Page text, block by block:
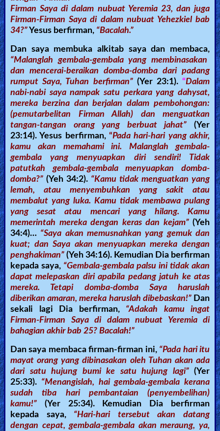
Firman Saya di dalam nubuat Yeremia 23, dan juga
Firman-Firman Saya di dalam nubuat Yehezkiel bab
34?”Yesus berfirman, “Bacalah.”
Dan saya membuka alkitab saya dan membaca,
“Malanglah gembala-gembala yang membinasakan
dan mencerai-beraikan domba-domba dari padang
rumput Saya, Tuhan berfirman” (Yer 23:1).“Dalam
nabi-nabi saya nampak satu perkara yang dahysat,
mereka berzina dan berjalan dalam pembohongan:
(pemutarbelitan Firman Allah) dan menguatkan
tangan-tangan orang yang berbuat jahat” (Yer
23:14). Yesus berfirman, “Pada hari-hari yang akhir,
kamu akan memahami ini. Malanglah gembala-
gembala yang menyuapkan diri sendiri! Tidak
patutkah gembala-gembala menyuapkan domba-
domba?” (Yeh 34:2). “Kamu tidak menguatkan yang
lemah, atau menyembuhkan yang sakit atau
membalut yang luka. Kamu tidak membawa pulang
yang sesat atau mencari yang hilang. Kamu
memerintah mereka dengan keras dan kejam”(Yeh
34:4)… “Saya akan memusnahkan yang gemuk dan
kuat; dan Saya akan menyuapkan mereka dengan
penghakiman” (Yeh 34:16). Kemudian Dia berfirman
kepada saya, “Gembala-gembala palsu ini tidak akan
dapat melepaskan diri apabila pedang jatuh ke atas
mereka. Tetapi domba-domba Saya haruslah
diberikan amaran, mereka haruslah dibebaskan!”Dan
sekali lagi Dia berfirman, “Adakah kamu ingat
Firman-Firman Saya di dalam nubuat Yeremia di
bahagian akhir bab 25? Bacalah!”
Dan saya membaca firman-firman ini, “Pada hari itu
mayat orang yang dibinasakan oleh Tuhan akan ada
dari satu hujung bumi ke satu hujung lagi”(Yer
25:33). “Menangislah, hai gembala-gembala kerana
sudah tiba hari pembantaian (penyembelihan)
kamu!” (Yer 25:34). Kemudian Dia berfirman
kepada saya,“Hari-hari tersebut akan datang
dengan cepat, gembala-gembala akan meraung, ya,